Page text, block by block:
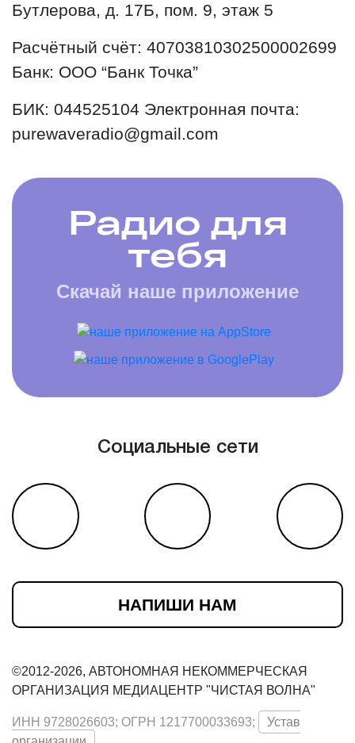
Бутлерова, д. 17Б, пом. 9, этаж 5
Расчётный счёт: 40703810302500002699
Банк: ООО “Банк Точка”
БИК: 044525104 Электронная почта:
purewaveradio@gmail.com
Радио для
тебя
Скачай наше приложение
Социальные сети
НАПИШИ НАМ
©2012-2026, АВТОНОМНАЯ НЕКОММЕРЧЕСКАЯ
ОРГАНИЗАЦИЯ МЕДИАЦЕНТР "ЧИСТАЯ ВОЛНА"
ИНН 9728026603; ОГРН 1217700033693;
Устав